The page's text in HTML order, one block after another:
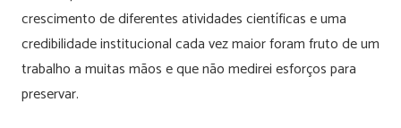
crescimento de diferentes atividades científicas e uma
credibilidade institucional cada vez maior foram fruto de um
trabalho a muitas mãos e que não medirei esforços para
preservar.